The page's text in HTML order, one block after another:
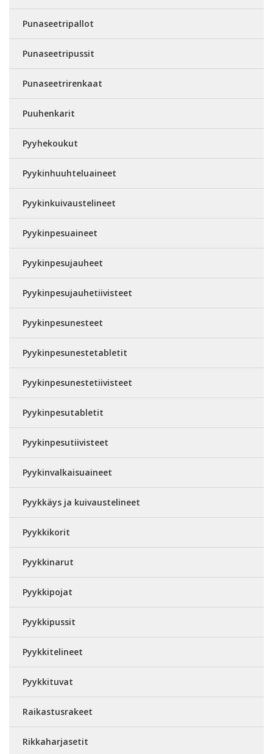
Punaseetripallot
Punaseetripussit
Punaseetrirenkaat
Puuhenkarit
Pyyhekoukut
Pyykinhuuhteluaineet
Pyykinkuivaustelineet
Pyykinpesuaineet
Pyykinpesujauheet
Pyykinpesujauhetiivisteet
Pyykinpesunesteet
Pyykinpesunestetabletit
Pyykinpesunestetiivisteet
Pyykinpesutabletit
Pyykinpesutiivisteet
Pyykinvalkaisuaineet
Pyykkäys ja kuivaustelineet
Pyykkikorit
Pyykkinarut
Pyykkipojat
Pyykkipussit
Pyykkitelineet
Pyykkituvat
Raikastusrakeet
Rikkaharjasetit